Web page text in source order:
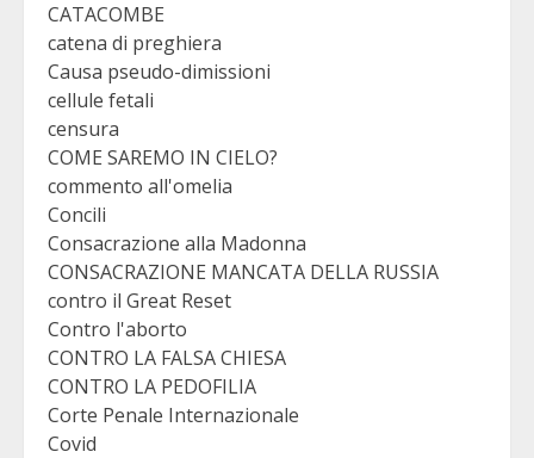
CATACOMBE
catena di preghiera
Causa pseudo-dimissioni
cellule fetali
censura
COME SAREMO IN CIELO?
commento all'omelia
Concili
Consacrazione alla Madonna
CONSACRAZIONE MANCATA DELLA RUSSIA
contro il Great Reset
Contro l'aborto
CONTRO LA FALSA CHIESA
CONTRO LA PEDOFILIA
Corte Penale Internazionale
Covid